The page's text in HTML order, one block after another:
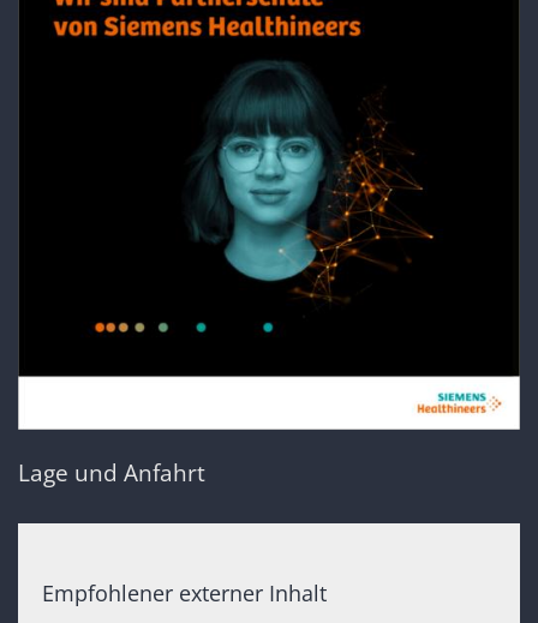
Lage und Anfahrt
Empfohlener externer Inhalt